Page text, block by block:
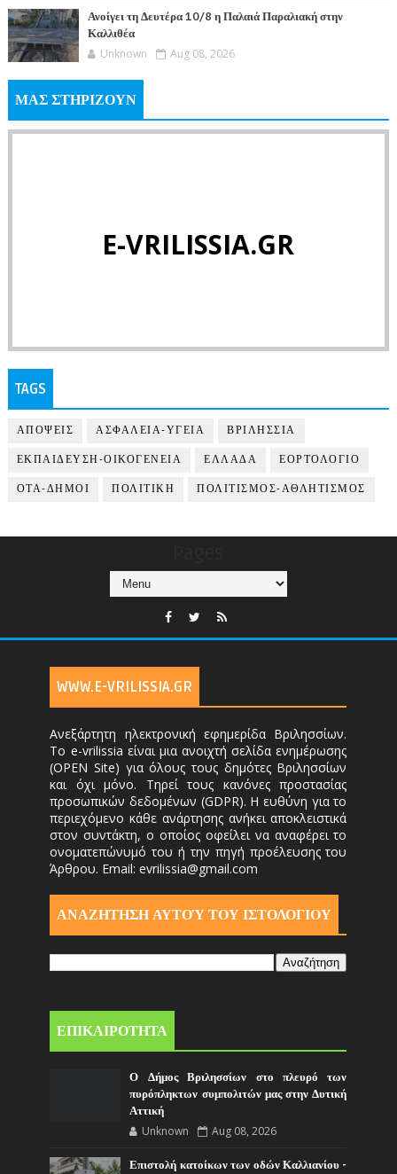
Ανοίγει τη Δευτέρα 10/8 η Παλαιά Παραλιακή στην
Καλλιθέα
Unknown Aug 08, 2026
ΜΑΣ ΣΤΗΡΙΖΟΥΝ
E-VRILISSIA.GR
TAGS
ΑΠΟΨΕΙΣ ΑΣΦΑΛΕΙΑ-ΥΓΕΙΑ ΒΡΙΛΗΣΣΙΑ
ΕΚΠΑΙΔΕΥΣΗ-ΟΙΚΟΓΕΝΕΙΑ ΕΛΛΑΔΑ ΕΟΡΤΟΛΟΓΙΟ
ΟΤΑ-ΔΗΜΟΙ ΠΟΛΙΤΙΚΗ ΠΟΛΙΤΙΣΜΟΣ-ΑΘΛΗΤΙΣΜΟΣ
WWW.E-VRILISSIA.GR
Ανεξάρτητη ηλεκτρονική εφημερίδα Βριλησσίων.
Το e-vrilissia είναι μια ανοιχτή σελίδα ενημέρωσης
(OPEN Site) για όλους τους δημότες Βριλησσίων
και όχι μόνο. Τηρεί τους κανόνες προστασίας
προσωπικών δεδομένων (GDPR). Η ευθύνη για το
περιεχόμενο κάθε ανάρτησης ανήκει αποκλειστικά
στον συντάκτη, ο οποίος οφείλει να αναφέρει το
ονοματεπώνυμό του ή την πηγή προέλευσης του
Άρθρου. Email: evrilissia@gmail.com
ΑΝΑΖΗΤΗΣΗ ΑΥΤΟΎ ΤΟΥ ΙΣΤΟΛΟΓΙΟΥ
ΕΠΙΚΑΙΡΟΤΗΤΑ
Ο Δήμος Βριλησσίων στο πλευρό των
πυρόπληκτων συμπολιτών μας στην Δυτική
Αττική
Unknown Aug 08, 2026
Επιστολή κατοίκων των οδών Καλλιανίου -